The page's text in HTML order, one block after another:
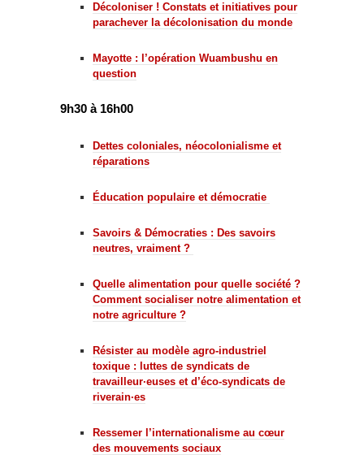
Décoloniser ! Constats et initiatives pour
parachever la décolonisation du monde
Mayotte : l’opération Wuambushu en
question
9h30 à 16h00
Dettes coloniales, néocolonialisme et
réparations
Éducation populaire et démocratie
Savoirs & Démocraties : Des savoirs
neutres, vraiment ?
Quelle alimentation pour quelle société ?
Comment socialiser notre alimentation et
notre agriculture ?
Résister au modèle agro-industriel
toxique : luttes de syndicats de
travailleur·euses et d’éco-syndicats de
riverain·es
Ressemer l’internationalisme au cœur
des mouvements sociaux